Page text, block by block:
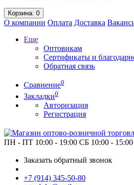
Корзина: 0
О компании Оплата Доставка
Еще
Оптовикам
Сертификаты и
Обратная связь
Сравнение0
Закладки0
Авторизация
Регистрация
ПН - ПТ 10:00 - 19:00 СБ 10:00 - 15:00
Заказать обратный звонок
+7 (914) 345-50-80